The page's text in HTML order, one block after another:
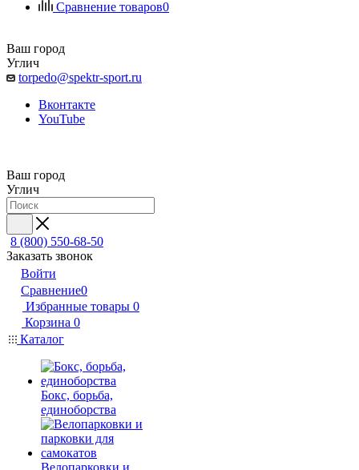
Сравнение товаров0
Ваш город
Углич
torpedo@spektr-sport.ru
Вконтакте
YouTube
Ваш город
Углич
8 (800) 550-68-50
Заказать звонок
Войти
Сравнение0
Избранные товары 0
Корзина 0
Каталог
Бокс, борьба,
единоборства
Велопарковки и